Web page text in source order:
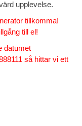
upplevelse.
tillkomma!
till el!
datumet
så hittar vi ett